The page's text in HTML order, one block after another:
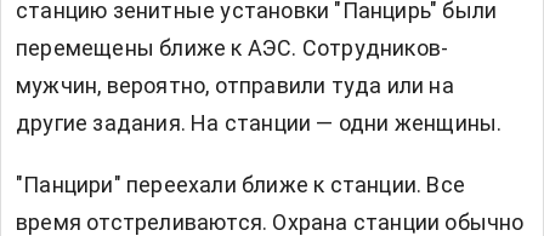
станцию зенитные установки "Панцирь" были
перемещены ближе к АЭС. Сотрудников-
мужчин, вероятно, отправили туда или на
другие задания. На станции — одни женщины.
"Панцири" переехали ближе к станции. Все
время отстреливаются. Охрана станции обычно